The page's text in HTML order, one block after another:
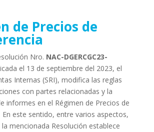
de Precios de
Nro. NAC-DGERCGC23-
el 13 de septiembre del 2023, el
Internas (SRI), modifica las reglas
con partes relacionadas y la
informes en el Régimen de Precios de
este sentido, entre varios aspectos,
mencionada Resolución establece